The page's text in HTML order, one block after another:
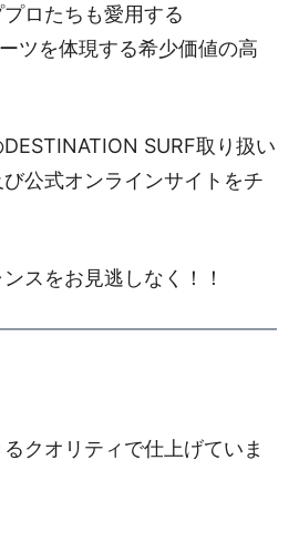
ロたちも愛用する
ツを体現する希少価値の高
SURF取り扱い
公式オンラインサイトをチ
スをお見逃しなく！！
クオリティで仕上げていま